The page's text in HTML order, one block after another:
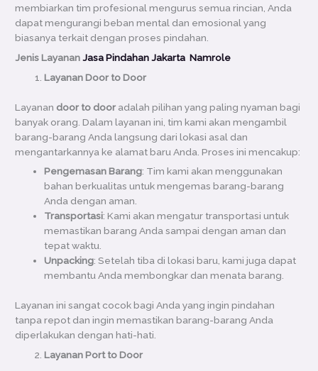
membiarkan tim profesional mengurus semua rincian, Anda
dapat mengurangi beban mental dan emosional yang
biasanya terkait dengan proses pindahan.
Jenis LayananJasa Pindahan Jakarta Namrole
Layanan Door to Door
Layanan door to door adalah pilihan yang paling nyaman bagi
banyak orang. Dalam layanan ini, tim kami akan mengambil
barang-barang Anda langsung dari lokasi asal dan
mengantarkannya ke alamat baru Anda. Proses ini mencakup:
Pengemasan Barang: Tim kami akan menggunakan
bahan berkualitas untuk mengemas barang-barang
Anda dengan aman.
Transportasi: Kami akan mengatur transportasi untuk
memastikan barang Anda sampai dengan aman dan
tepat waktu.
Unpacking: Setelah tiba di lokasi baru, kami juga dapat
membantu Anda membongkar dan menata barang.
Layanan ini sangat cocok bagi Anda yang ingin pindahan
tanpa repot dan ingin memastikan barang-barang Anda
diperlakukan dengan hati-hati.
Layanan Port to Door